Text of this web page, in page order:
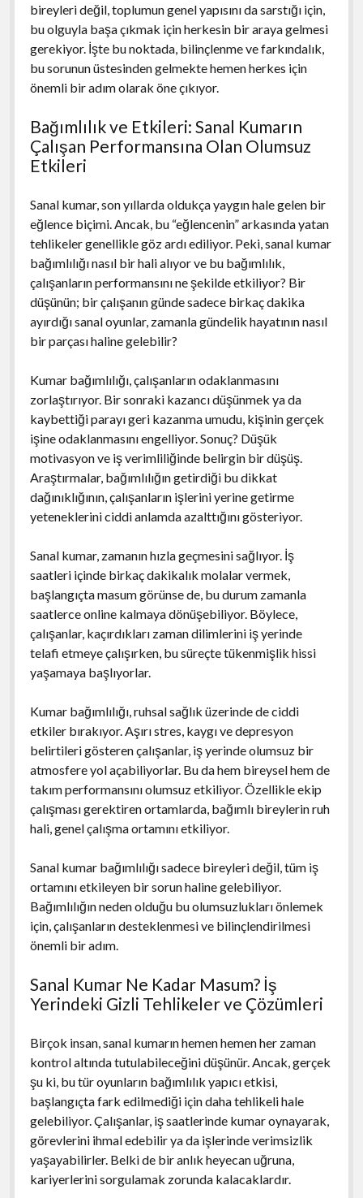
bireyleri değil, toplumun genel yapısını da sarstığı için,
bu olguyla başa çıkmak için herkesin bir araya gelmesi
gerekiyor. İşte bu noktada, bilinçlenme ve farkındalık,
bu sorunun üstesinden gelmekte hemen herkes için
önemli bir adım olarak öne çıkıyor.
Bağımlılık ve Etkileri: Sanal Kumarın
Çalışan Performansına Olan Olumsuz
Etkileri
Sanal kumar, son yıllarda oldukça yaygın hale gelen bir
eğlence biçimi. Ancak, bu “eğlencenin” arkasında yatan
tehlikeler genellikle göz ardı ediliyor. Peki, sanal kumar
bağımlılığı nasıl bir hali alıyor ve bu bağımlılık,
çalışanların performansını ne şekilde etkiliyor? Bir
düşünün; bir çalışanın günde sadece birkaç dakika
ayırdığı sanal oyunlar, zamanla gündelik hayatının nasıl
bir parçası haline gelebilir?
Kumar bağımlılığı, çalışanların odaklanmasını
zorlaştırıyor. Bir sonraki kazancı düşünmek ya da
kaybettiği parayı geri kazanma umudu, kişinin gerçek
işine odaklanmasını engelliyor. Sonuç? Düşük
motivasyon ve iş verimliliğinde belirgin bir düşüş.
Araştırmalar, bağımlılığın getirdiği bu dikkat
dağınıklığının, çalışanların işlerini yerine getirme
yeteneklerini ciddi anlamda azalttığını gösteriyor.
Sanal kumar, zamanın hızla geçmesini sağlıyor. İş
saatleri içinde birkaç dakikalık molalar vermek,
başlangıçta masum görünse de, bu durum zamanla
saatlerce online kalmaya dönüşebiliyor. Böylece,
çalışanlar, kaçırdıkları zaman dilimlerini iş yerinde
telafi etmeye çalışırken, bu süreçte tükenmişlik hissi
yaşamaya başlıyorlar.
Kumar bağımlılığı, ruhsal sağlık üzerinde de ciddi
etkiler bırakıyor. Aşırı stres, kaygı ve depresyon
belirtileri gösteren çalışanlar, iş yerinde olumsuz bir
atmosfere yol açabiliyorlar. Bu da hem bireysel hem de
takım performansını olumsuz etkiliyor. Özellikle ekip
çalışması gerektiren ortamlarda, bağımlı bireylerin ruh
hali, genel çalışma ortamını etkiliyor.
Sanal kumar bağımlılığı sadece bireyleri değil, tüm iş
ortamını etkileyen bir sorun haline gelebiliyor.
Bağımlılığın neden olduğu bu olumsuzlukları önlemek
için, çalışanların desteklenmesi ve bilinçlendirilmesi
önemli bir adım.
Sanal Kumar Ne Kadar Masum? İş
Yerindeki Gizli Tehlikeler ve Çözümleri
Birçok insan, sanal kumarın hemen hemen her zaman
kontrol altında tutulabileceğini düşünür. Ancak, gerçek
şu ki, bu tür oyunların bağımlılık yapıcı etkisi,
başlangıçta fark edilmediği için daha tehlikeli hale
gelebiliyor. Çalışanlar, iş saatlerinde kumar oynayarak,
görevlerini ihmal edebilir ya da işlerinde verimsizlik
yaşayabilirler. Belki de bir anlık heyecan uğruna,
kariyerlerini sorgulamak zorunda kalacaklardır.